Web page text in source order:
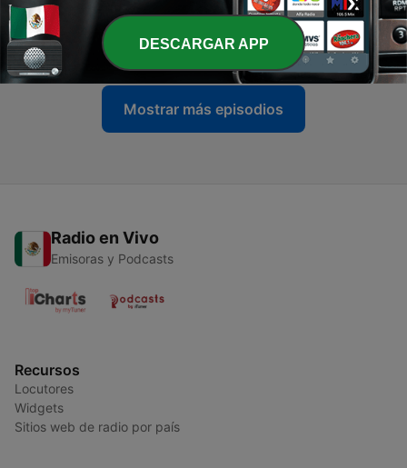
93 - web go the beatles - 93
03 dic. 2022
Mostrar más episodios
Radio en Vivo
Emisoras y Podcasts
Recursos
Locutores
Widgets
Sitios web de radio por país
DESCARGAR APP